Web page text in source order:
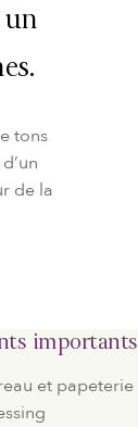
tons
de la
importants
et papeterie